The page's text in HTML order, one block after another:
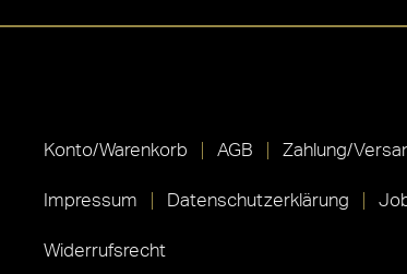
Konto/Warenkorb AGB Zahlung/
Impressum Datenschutzerklärung
Widerrufsrecht